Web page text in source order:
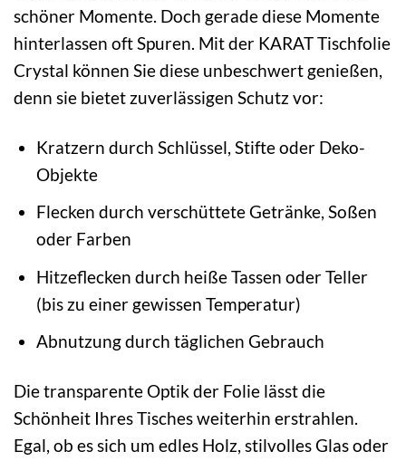
schöner Momente. Doch gerade diese Momente
hinterlassen oft Spuren. Mit der KARAT Tischfolie
Crystal können Sie diese unbeschwert genießen,
denn sie bietet zuverlässigen Schutz vor:
Kratzern durch Schlüssel, Stifte oder Deko-
Objekte
Flecken durch verschüttete Getränke, Soßen
oder Farben
Hitzeflecken durch heiße Tassen oder Teller
(bis zu einer gewissen Temperatur)
Abnutzung durch täglichen Gebrauch
Die transparente Optik der Folie lässt die
Schönheit Ihres Tisches weiterhin erstrahlen.
Egal, ob es sich um edles Holz, stilvolles Glas oder